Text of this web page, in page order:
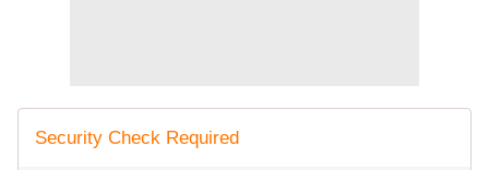
Security Check Required